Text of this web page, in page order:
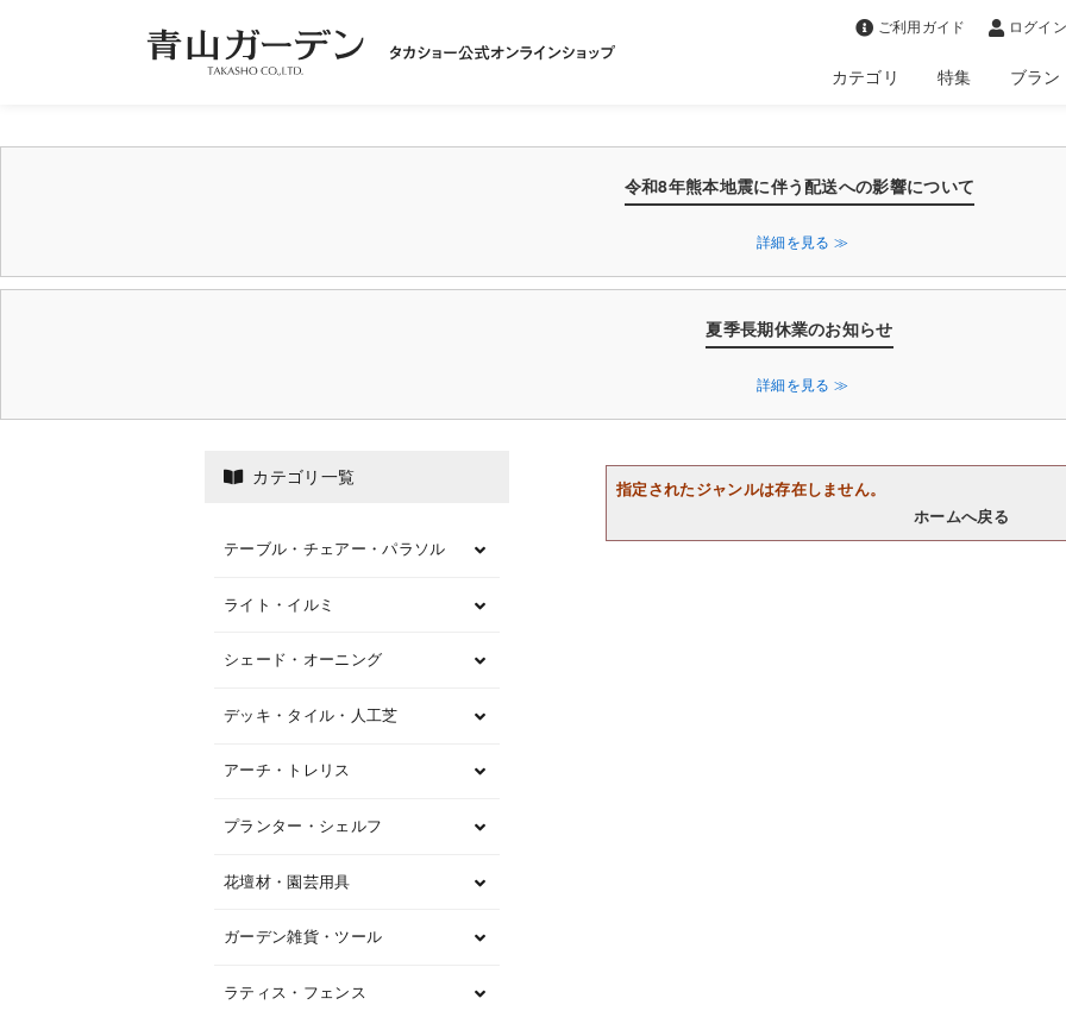
ご利用ガイド ログイ
カテゴリ 特集 ブラン
令和8年熊本地震に伴う配送への影響について
詳細を見る ≫
夏季長期休業のお知らせ
詳細を見る ≫
指定されたジャンルは存在しません。
ホームへ戻る
カテゴリ一覧
テーブル・チェアー・パラソル
ライト・イルミ
シェード・オーニング
デッキ・タイル・人工芝
アーチ・トレリス
プランター・シェルフ
花壇材・園芸用具
ガーデン雑貨・ツール
ラティス・フェンス